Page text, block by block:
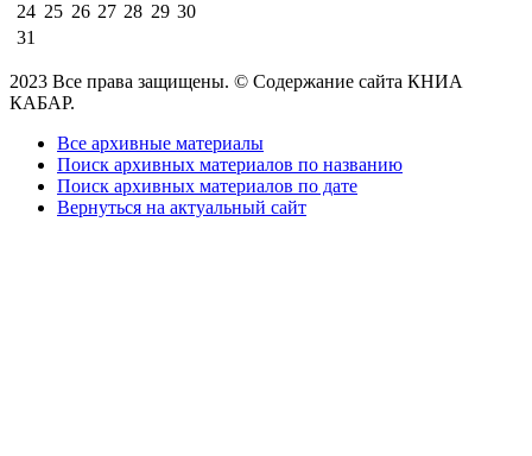
24 25 26 27 28 29 30
31
2023 Все права защищены. © Содержание сайта КНИА
КАБАР.
Все архивные материалы
Поиск архивных материалов по названию
Поиск архивных материалов по дате
Вернуться на актуальный сайт